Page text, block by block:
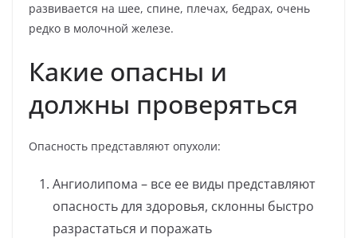
развивается на шее, спине, плечах, бедрах, очень
редко в молочной железе.
Какие опасны и
должны проверяться
Опасность представляют опухоли:
Ангиолипома – все ее виды представляют
опасность для здоровья, склонны быстро
разрастаться и поражать